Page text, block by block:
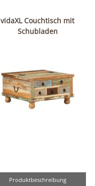
vidaXL Couchtisch mit
Schubladen
Produktbeschreibung